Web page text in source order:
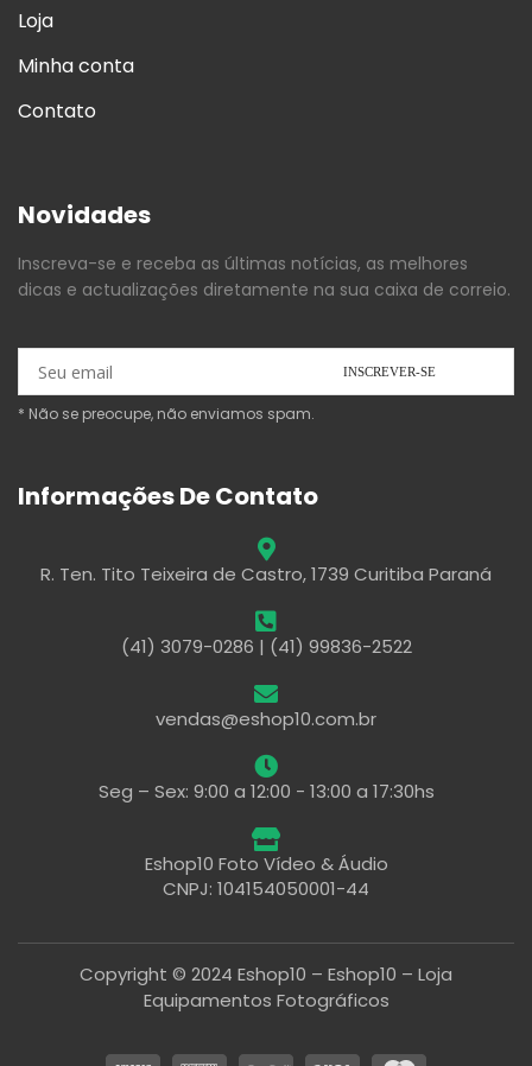
Loja
Minha conta
Contato
Novidades
Inscreva-se e receba as últimas notícias, as melhores
dicas e actualizações diretamente na sua caixa de correio.
* Não se preocupe, não enviamos spam.
Informações De Contato
R. Ten. Tito Teixeira de Castro, 1739 Curitiba Paraná
(41) 3079-0286 | (41) 99836-2522
vendas@eshop10.com.br
Seg – Sex: 9:00 a 12:00 - 13:00 a 17:30hs
Eshop10 Foto Vídeo & Áudio
CNPJ: 104154050001-44
Copyright © 2024 Eshop10 – Eshop10 – Loja
Equipamentos Fotográficos